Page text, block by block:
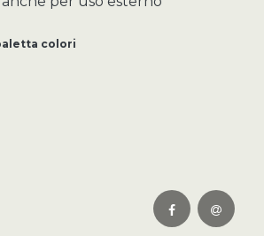
colori